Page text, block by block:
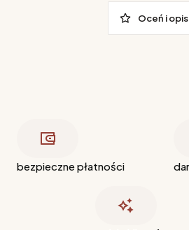
Oceń i
bezpieczne płatności